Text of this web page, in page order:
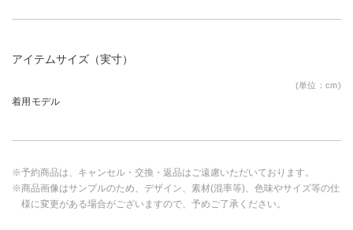
アイテムサイズ（実寸）
(単位：cm)
着用モデル
※予約商品は、キャンセル・交換・返品はご遠慮いただいております。
※商品画像はサンプルのため、デザイン、素材(混率等)、色味やサイズ等の仕
様に変更がある場合がございますので、予めご了承ください。